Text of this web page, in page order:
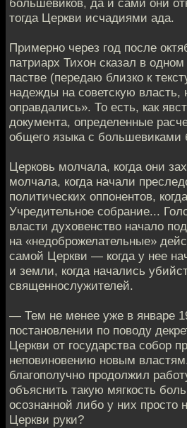
большевиков, да и сами они
тогда Церкви исчадиями ада.
Примерно через год после
патриарх Тихон сказал в
пастве (передаю близко к
надежды на советскую власть,
оправдались». То есть, как
документа, определенные
общего языка с большевиками
Церковь молчала, когда они
молчала, когда начали
политических оппонентов,
Учредительное собрание...
власти духовенство начало
на «недоброжелательные»
самой Церкви — когда у нее
и земли, когда начались
священнослужителей.
— Тем не менее уже в январе
постановлении по поводу
Церкви от государства собор
неповиновению новым
благополучно продолжил
объяснить такую мягкость
осознанной либо у них просто
Церкви руки?